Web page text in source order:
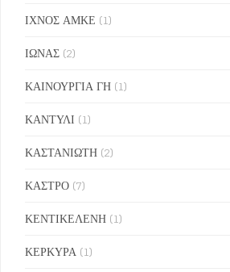
ΙΧΝΟΣ ΑΜΚΕ (1)
ΙΩΝΑΣ (2)
ΚΑΙΝΟΥΡΓΙΑ ΓΗ (1)
ΚΑΝΤΥΛΙ (1)
ΚΑΣΤΑΝΙΩΤΗ (2)
ΚΑΣΤΡΟ (7)
ΚΕΝΤΙΚΕΛΕΝΗ (1)
ΚΕΡΚΥΡΑ (1)